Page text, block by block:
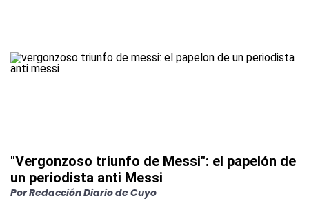
"Vergonzoso triunfo de Messi": el papelón de
un periodista anti Messi
PorRedacción Diario de Cuyo